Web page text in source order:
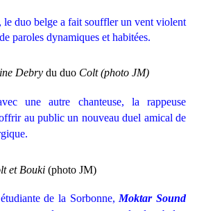
le duo belge a fait souffler un vent violent
paroles dynamiques et habitées.
Debry du duoColt (photo JM)
une autre chanteuse, la rappeuse
au public un nouveau duel amical de
et Bouki (photo JM)
de la Sorbonne, Moktar Sound